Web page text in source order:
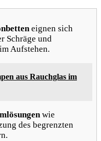
eignen sich
Schräge und
Aufstehen.
aus Rauchglas im
wie
des begrenzten